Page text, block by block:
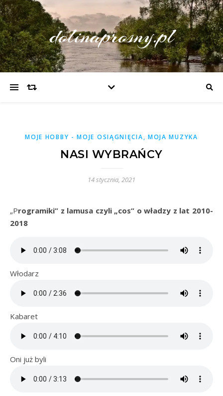
dolinaprosny.pl
MOJE HOBBY - MOJE OSIĄGNIĘCIA, MOJA MUZYKA
NASI WYBRAŃCY
14 stycznia, 2021
„Programiki” z lamusa czyli „cos” o władzy z lat 2010-
2018
Włodarz
Kabaret
Oni już byli